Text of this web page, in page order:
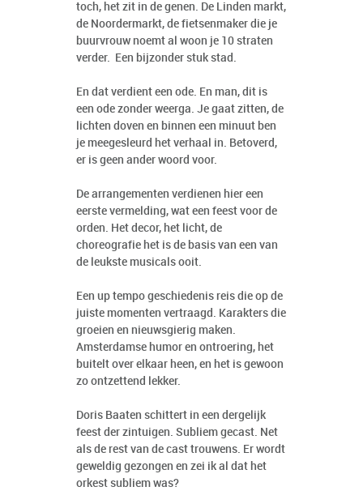
toch, het zit in de genen. De Linden markt,
de Noordermarkt, de fietsenmaker die je
buurvrouw noemt al woon je 10 straten
verder. Een bijzonder stuk stad.
En dat verdient een ode. En man, dit is
een ode zonder weerga. Je gaat zitten, de
lichten doven en binnen een minuut ben
je meegesleurd het verhaal in. Betoverd,
er is geen ander woord voor.
De arrangementen verdienen hier een
eerste vermelding, wat een feest voor de
orden. Het decor, het licht, de
choreografie het is de basis van een van
de leukste musicals ooit.
Een up tempo geschiedenis reis die op de
juiste momenten vertraagd. Karakters die
groeien en nieuwsgierig maken.
Amsterdamse humor en ontroering, het
buitelt over elkaar heen, en het is gewoon
zo ontzettend lekker.
Doris Baaten schittert in een dergelijk
feest der zintuigen. Subliem gecast. Net
als de rest van de cast trouwens. Er wordt
geweldig gezongen en zei ik al dat het
orkest subliem was?